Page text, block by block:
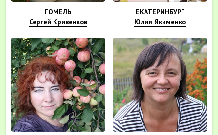
ГОМЕЛЬ
Сергей Кривенков
ЕКАТЕРИНБУРГ
Юлия Якименко